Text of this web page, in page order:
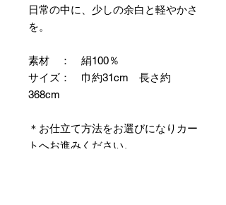
日常の中に、少しの余白と軽やかさ
を。
素材 ： 絹100％
サイズ： 巾約31cm 長さ約
368cm
＊お仕立て方法をお選びになりカー
トへお進みください。